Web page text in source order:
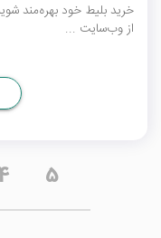
خرید بلیط خود بهره‌مند
از وب‌سایت ...
5